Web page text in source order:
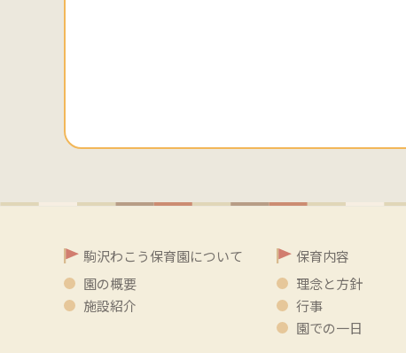
駒沢わこう保育園について
園の概要
施設紹介
保育内容
理念と方針
行事
園での一日